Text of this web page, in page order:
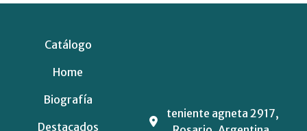
Catálogo
Home
Biografía
Destacados
teniente agneta 2917,